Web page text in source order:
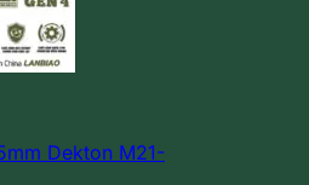
Dekton M21-